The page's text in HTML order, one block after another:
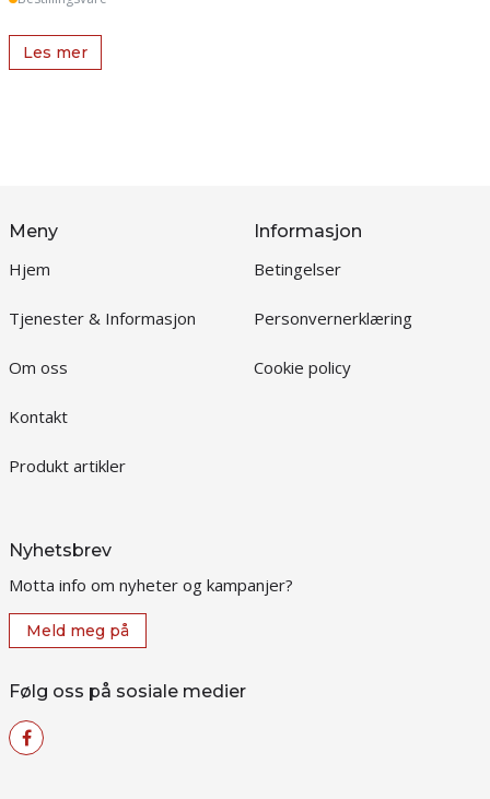
Les mer
Meny
Hjem
Tjenester & Informasjon
Om oss
Kontakt
Produkt artikler
Informasjon
Betingelser
Personvernerklæring
Cookie policy
Nyhetsbrev
Motta info om nyheter og kampanjer?
Meld meg på
Følg oss på sosiale medier